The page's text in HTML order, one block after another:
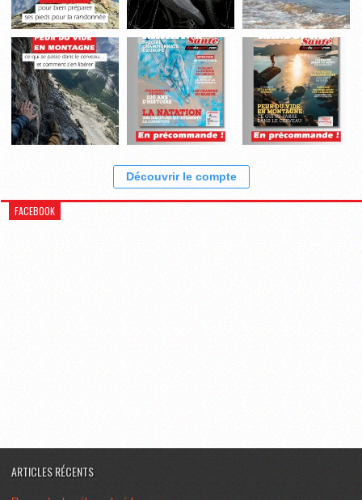
Découvrir le compte
FACEBOOK
ARTICLES RÉCENTS